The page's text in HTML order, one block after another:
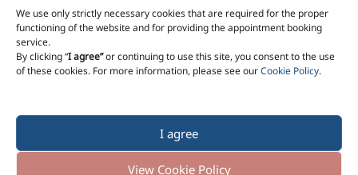
We use only strictly necessary cookies that are required for the proper
functioning of the website and for providing the appointment booking
service.
By clicking “I agree”or continuing to use this site, you consent to the use
of these cookies. For more information, please see ourCookie Policy.
I agree
View Cookie Policy
Sign up to Newsletter
Email
Marketing information message lorem ipsum dolor
Cookie PolicyCookie PolicyCookie Policy